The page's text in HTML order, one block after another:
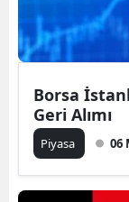
Borsa
Geri Alımı
Piyasa 06